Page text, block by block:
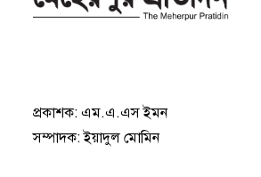
প্রকাশক: এম.এ.এস ইমন
সম্পাদক: ইয়াদুল মোমিন